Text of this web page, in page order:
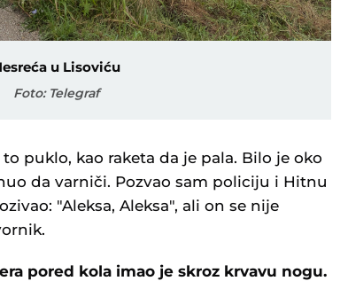
u Lisoviću
Foto: Telegraf
puklo, kao raketa da je pala. Bilo je oko
da varniči. Pozvao sam policiju i Hitnu
"Aleksa, Aleksa", ali on se nije
pored kola imao je skroz krvavu nogu.